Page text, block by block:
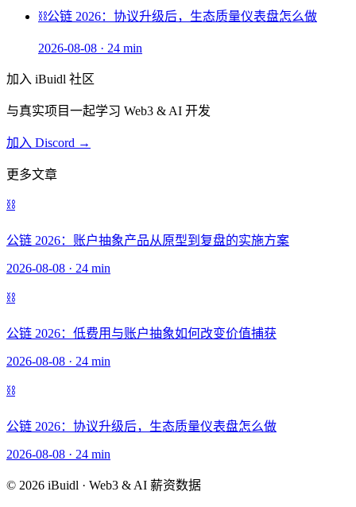
⛓️公链 2026：协议升级后，生态质量仪表盘怎么做
2026-08-08 · 24 min
加入 iBuidl 社区
与真实项目一起学习 Web3 & AI 开发
加入 Discord →
更多文章
⛓️
公链 2026：账户抽象产品从原型到复盘的实施方案
2026-08-08 · 24 min
⛓️
公链 2026：低费用与账户抽象如何改变价值捕获
2026-08-08 · 24 min
⛓️
公链 2026：协议升级后，生态质量仪表盘怎么做
2026-08-08 · 24 min
© 2026 iBuidl · Web3 & AI 薪资数据